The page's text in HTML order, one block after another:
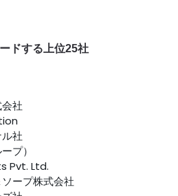
ドする上位25社
社
社
プ）
Pvt. Ltd.
ープ株式会社